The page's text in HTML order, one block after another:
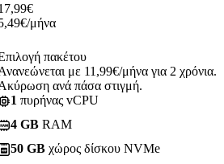
€
€/μήνα
πακέτου
με 11,99€/μήνα για 2 χρόνια.
ανά πάσα στιγμή.
1 πυρήνας vCPU
4 GB RAM
50 GB χώρος δίσκου NVMe